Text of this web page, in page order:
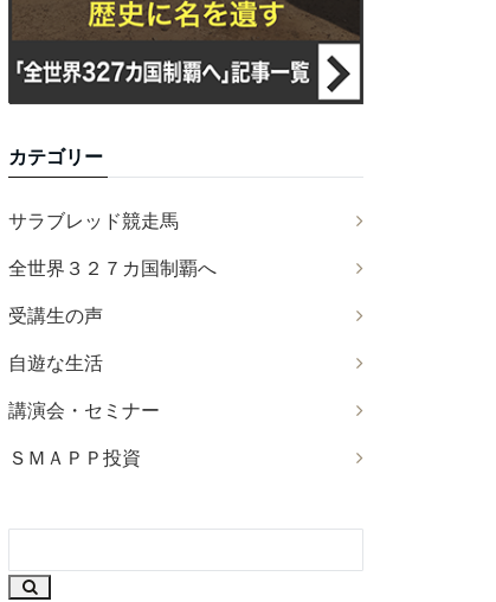
カテゴリー
サラブレッド競走馬
全世界３２７カ国制覇へ
受講生の声
自遊な生活
講演会・セミナー
ＳＭＡＰＰ投資